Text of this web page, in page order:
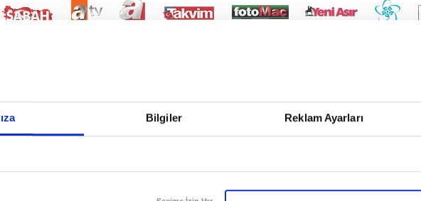
Bilgiler Reklam Ayarları